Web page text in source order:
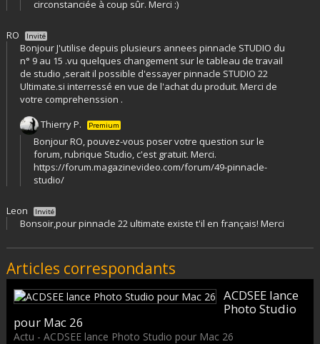
circonstanciée à coup sûr. Merci :)
RO Invité
Bonjour J'utilise depuis plusieurs annees pinnacle STUDIO du
n° 9 au 15 .vu quelques changement sur le tableau de travail
de studio ,serait il possible d'essayer pinnacle STUDIO 22
Ultimate.si interressé en vue de l'achat du produit. Merci de
votre comprehenssion .
Thierry P.
Premium
Bonjour RO, pouvez-vous poser votre question sur le
forum, rubrique Studio, c'est gratuit. Merci.
https://forum.magazinevideo.com/forum/49-pinnacle-
studio/
Leon Invité
Bonsoir,pour pinnacle 22 ultimate existe t'il en français! Merci
Articles correspondants
ACDSEE lance
Photo Studio
pour Mac 26
Actu - ACDSEE lance Photo Studio pour Mac 26